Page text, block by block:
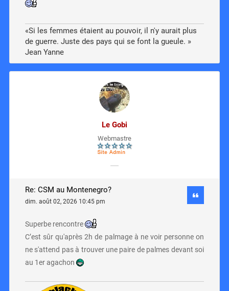
«Si les femmes étaient au pouvoir, il n'y aurait plus
de guerre. Juste des pays qui se font la gueule. »
Jean Yanne
Le Gobi
Webmastre
Re: CSM au Montenegro?
dim. août 02, 2026 10:45 pm
Superbe rencontre
C’est sûr qu'après 2h de palmage à ne voir personne on
ne s'attend pas à trouver une paire de palmes devant soi
au 1er agachon